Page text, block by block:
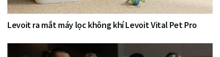
Levoit ra mắt máy lọc không khí Levoit Vital Pet Pro